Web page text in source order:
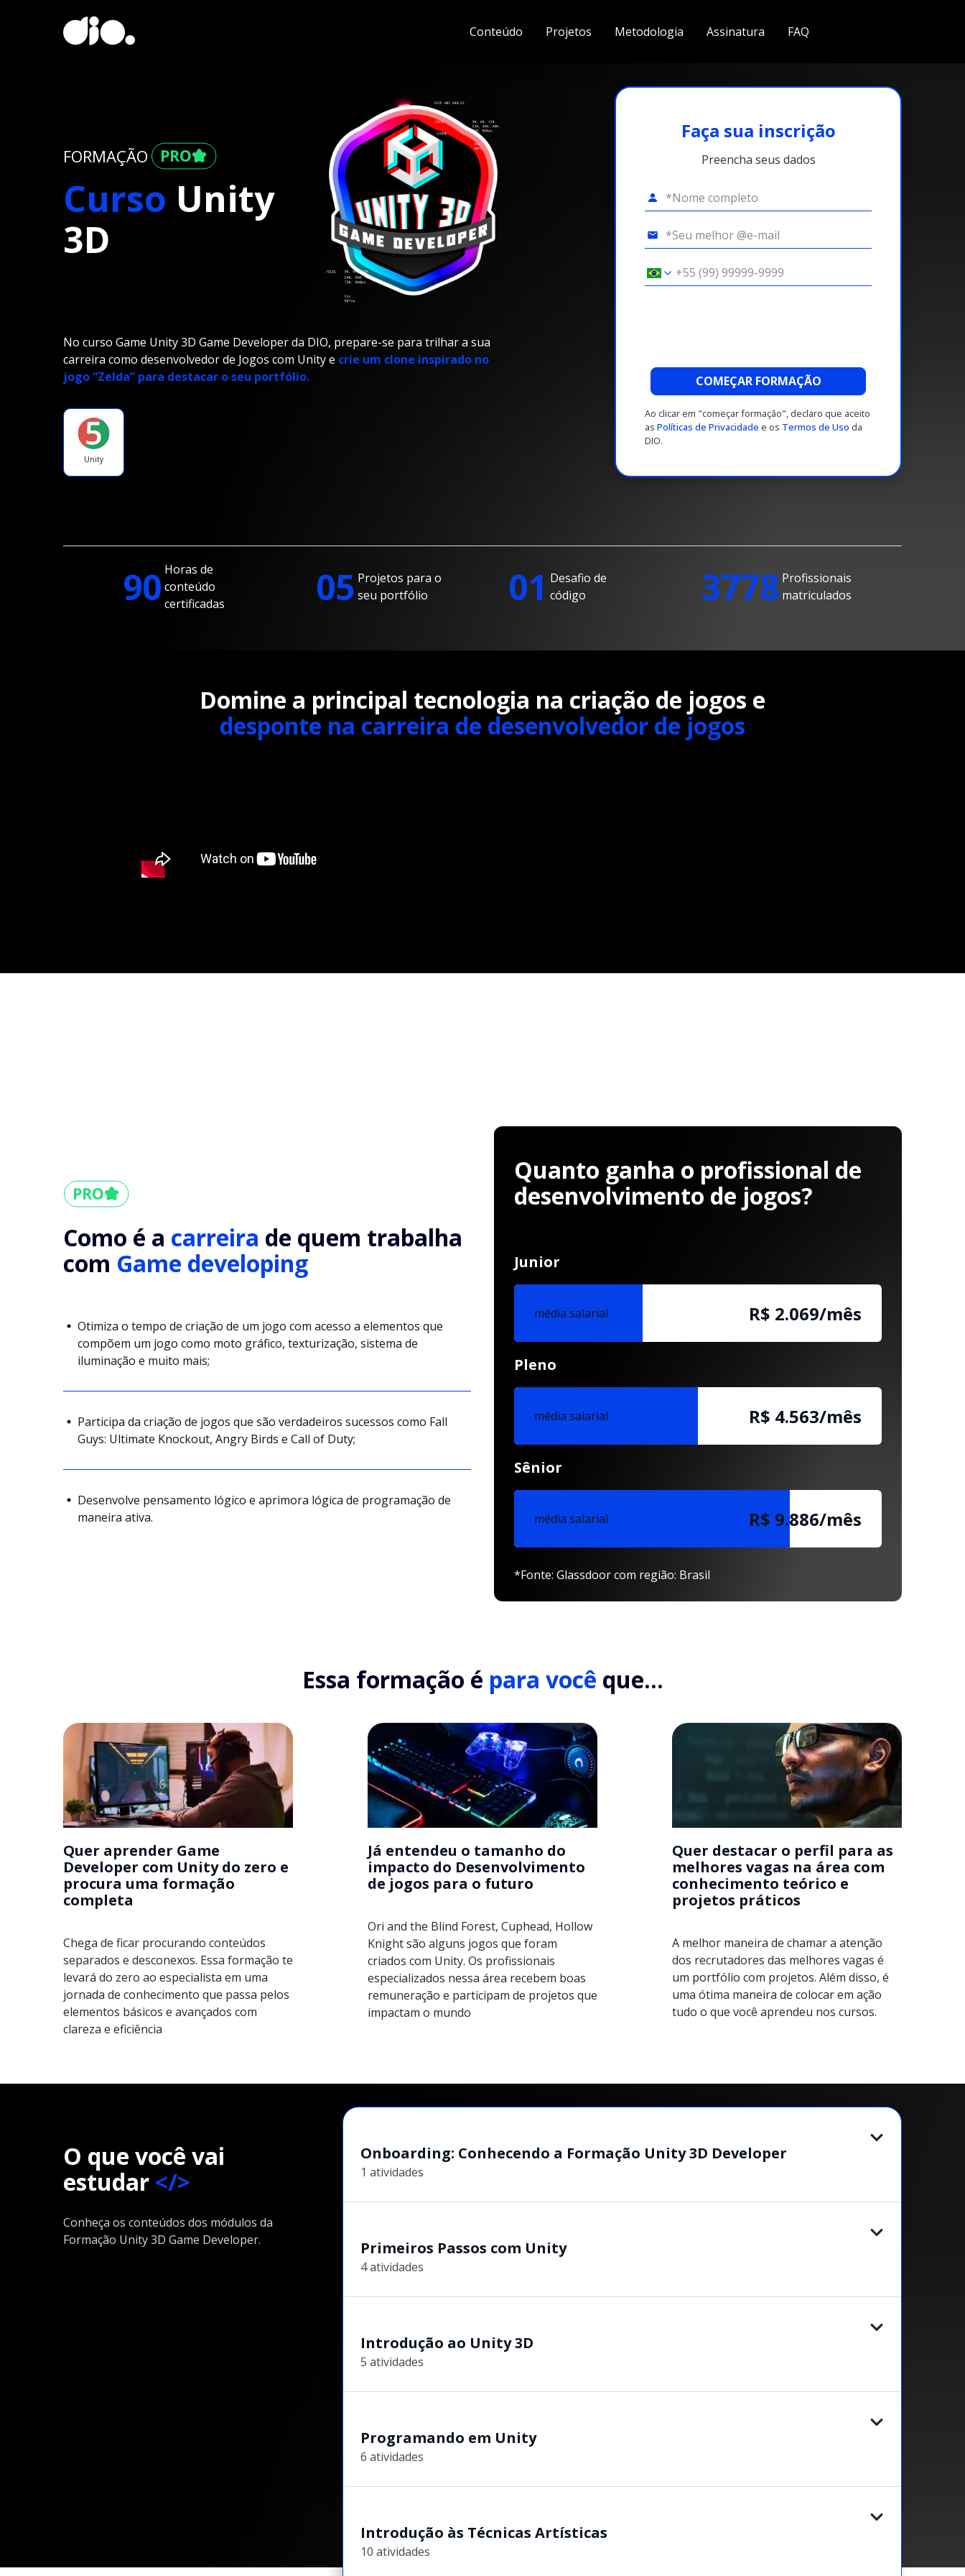
Conteúdo Projetos Metodologia Assinatura FAQ
FORMAÇÃO
Curso Unity
3D
No curso Game Unity 3D Game Developer da DIO, prepare-se para trilhar a sua
carreira como desenvolvedor de Jogos com Unity e crie um clone inspirado no
jogo “Zelda” para destacar o seu portfólio.
Unity
Faça sua inscrição
Preencha seus dados
COMEÇAR FORMAÇÃO
Ao clicar em "começar formação", declaro que aceito
as Políticas de Privacidade e os Termos de Uso da
DIO.
90 Horas de
conteúdo
certificadas
05 Projetos para o
seu portfólio
01 Desafio de
código
3778 Profissionais
matriculados
Domine a principal tecnologia na criação de jogos e
desponte na carreira de desenvolvedor de jogos
Como é a carreira de quem trabalha
com Game developing
Otimiza o tempo de criação de um jogo com acesso a elementos que
compõem um jogo como moto gráfico, texturização, sistema de
iluminação e muito mais;
Participa da criação de jogos que são verdadeiros sucessos como Fall
Guys: Ultimate Knockout, Angry Birds e Call of Duty;
Desenvolve pensamento lógico e aprimora lógica de programação de
maneira ativa.
Quanto ganha o profissional de
desenvolvimento de jogos?
Junior
média salarial R$ 2.069/mês
Pleno
média salarial R$ 4.563/mês
Sênior
média salarial R$ 9.886/mês
*Fonte: Glassdoor com região: Brasil
Essa formação é para você que...
Quer aprender Game
Developer com Unity do zero e
procura uma formação
completa
Chega de ficar procurando conteúdos
separados e desconexos. Essa formação te
levará do zero ao especialista em uma
jornada de conhecimento que passa pelos
elementos básicos e avançados com
clareza e eficiência
Já entendeu o tamanho do
impacto do Desenvolvimento
de jogos para o futuro
Ori and the Blind Forest, Cuphead, Hollow
Knight são alguns jogos que foram
criados com Unity. Os profissionais
especializados nessa área recebem boas
remuneração e participam de projetos que
impactam o mundo
Quer destacar o perfil para as
melhores vagas na área com
conhecimento teórico e
projetos práticos
A melhor maneira de chamar a atenção
dos recrutadores das melhores vagas é
um portfólio com projetos. Além disso, é
uma ótima maneira de colocar em ação
tudo o que você aprendeu nos cursos.
O que você vai
estudar </>
Conheça os conteúdos dos módulos da
Formação Unity 3D Game Developer.
Onboarding: Conhecendo a Formação Unity 3D Developer
1 atividades
Primeiros Passos com Unity
4 atividades
Introdução ao Unity 3D
5 atividades
Programando em Unity
6 atividades
Introdução às Técnicas Artísticas
10 atividades